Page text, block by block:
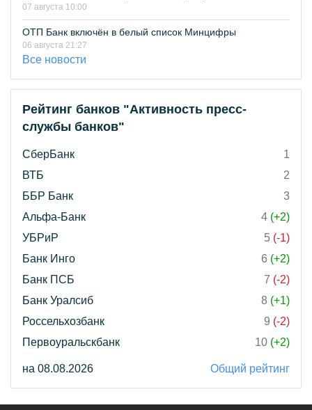
07 августа 10:00
ОТП Банк включён в белый список Минцифры
06 августа 21:27
Все новости
Рейтинг банков "Активность пресс-
службы банков"
СберБанк
1
ВТБ
2
ББР Банк
3
Альфа-Банк
4 (+2)
УБРиР
5 (-1)
Банк Инго
6 (+2)
Банк ПСБ
7 (-2)
Банк Уралсиб
8 (+1)
Россельхозбанк
9 (-2)
Первоуральскбанк
10 (+2)
на 08.08.2026 Общий рейтинг